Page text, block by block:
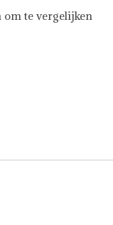
om te vergelijken